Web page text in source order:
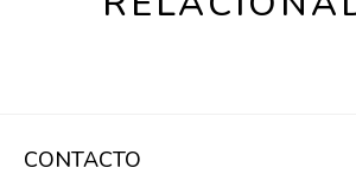
CONTACTO